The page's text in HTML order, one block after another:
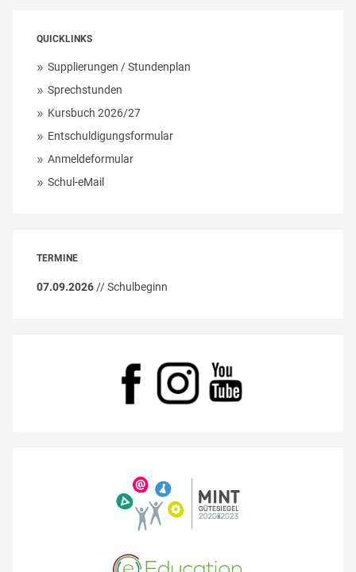
QUICKLINKS
Supplierungen / Stundenplan
Sprechstunden
Kursbuch 2026/27
Entschuldigungsformular
Anmeldeformular
Schul-eMail
TERMINE
07.09.2026 // Schulbeginn